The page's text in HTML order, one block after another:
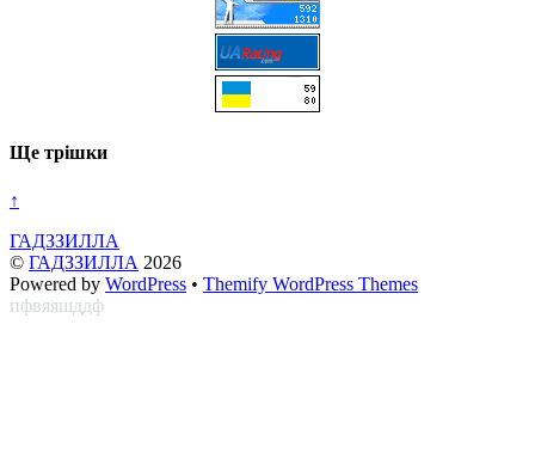
Ще трішки
↑
ГАДЗЗИЛЛА
© ГАДЗЗИЛЛА 2026
Powered by WordPress • Themify WordPress Themes
пфвяяшддф